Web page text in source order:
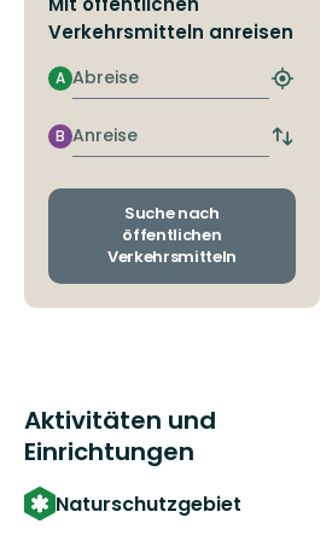
Verkehrsmitteln anreisen
Abreise
A
finden
Anreise
B
Suche nach
öffentlichen
Verkehrsmitteln
Aktivitäten und
Einrichtungen
Naturschutzgebiet